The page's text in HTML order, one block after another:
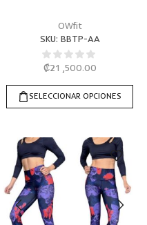
OWfit
SKU: BBTP-AA
₡21 ,500.00
SELECCIONAR OPCIONES